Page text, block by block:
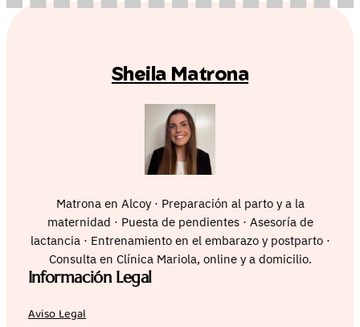
Sheila Matrona
Matrona en Alcoy · Preparación al parto y a la
maternidad · Puesta de pendientes · Asesoría de
lactancia · Entrenamiento en el embarazo y postparto ·
Consulta en Clínica Mariola, online y a domicilio.
Información Legal
Aviso Legal